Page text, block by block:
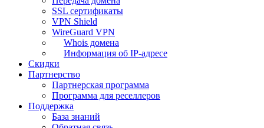
SSL сертификаты
VPN Shield
WireGuard VPN
Whois домена
Информация об IP-адресе
Скидки
Партнерство
Партнерская программа
Программа для реселлеров
Поддержка
База знаний